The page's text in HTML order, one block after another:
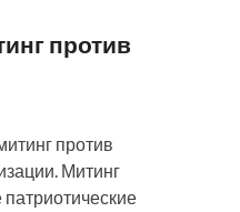
против
против
Митинг